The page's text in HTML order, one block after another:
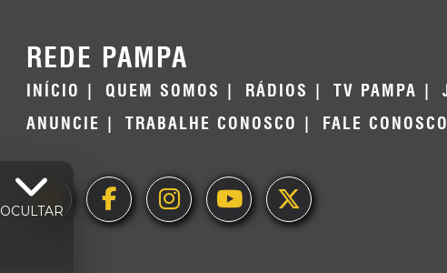
REDE PAMPA
INÍCIO QUEM SOMOS RÁDIOS TV PAMPA
ANUNCIE
TRABALHE CONOSCO FALE CONOSCO
OCULTAR